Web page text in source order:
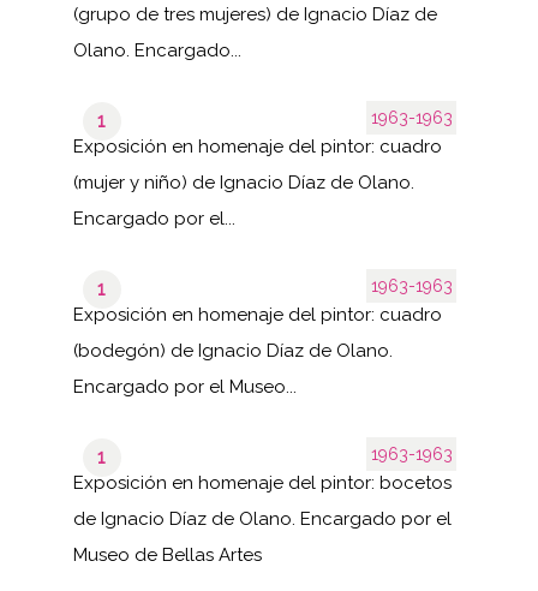
(grupo de tres mujeres) de Ignacio Díaz de
Olano. Encargado...
1963-1963
1
Exposición en homenaje del pintor: cuadro
(mujer y niño) de Ignacio Díaz de Olano.
Encargado por el...
1963-1963
1
Exposición en homenaje del pintor: cuadro
(bodegón) de Ignacio Díaz de Olano.
Encargado por el Museo...
1963-1963
1
Exposición en homenaje del pintor: bocetos
de Ignacio Díaz de Olano. Encargado por el
Museo de Bellas Artes